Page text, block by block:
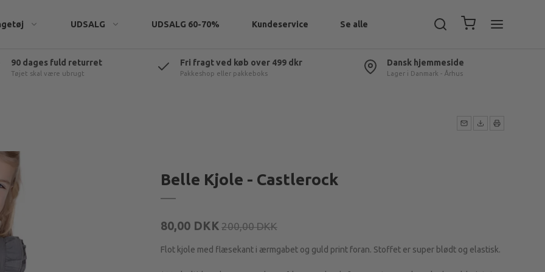
& tilbehør
UDSALG UDSALG 60-70% Kundeservice Se alle
90 dages fuld returret
Tøjet skal være ubrugt
Fri fragt ved køb over 499 dkr
Pakkeshop eller pakkeboks
Dansk hjemmeside
Lager i Danmark - Århus
Belle Kjole - Castlerock
80,00 DKK 200,00 DKK
Flot kjole med flæsekant i ærmgabet og guld print foran. Stoffet er super blødt og elastisk.